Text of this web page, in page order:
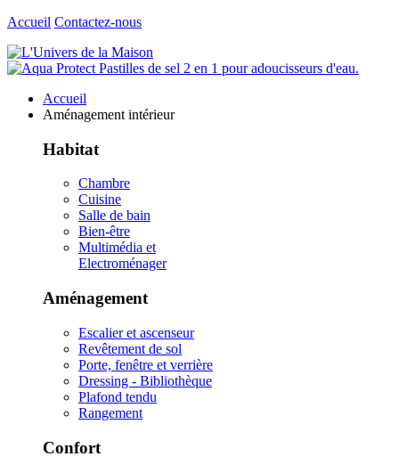
Accueil Contactez-nous
Accueil
Aménagement intérieur
Habitat
Chambre
Cuisine
Salle de bain
Bien-être
Multimédia et
Electroménager
Aménagement
Escalier et ascenseur
Revêtement de sol
Porte, fenêtre et verrière
Dressing - Bibliothèque
Plafond tendu
Rangement
Confort